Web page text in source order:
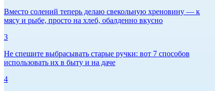
Вместо солений теперь делаю свекольную хреновину — к
мясу и рыбе, просто на хлеб, обалденно вкусно
3
Не спешите выбрасывать старые ручки: вот 7 способов
использовать их в быту и на даче
4